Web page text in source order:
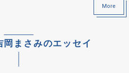
More
岡まさみのエッセイ